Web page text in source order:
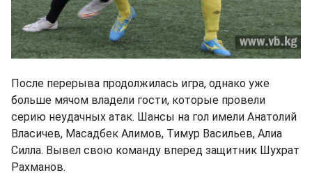
После перерыва продолжилась игра, однако уже
больше мячом владели гости, которые провели
серию неудачных атак. Шансы на гол имели Анатолий
Власичев, Масадбек Алимов, Тимур Васильев, Алиа
Силла. Вывел свою команду вперед защитник Шухрат
Рахманов.